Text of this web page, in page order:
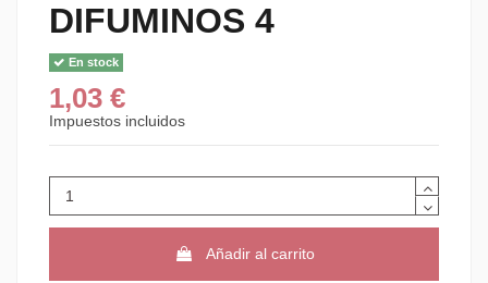
DIFUMINOS 4
En stock
1,03 €
Impuestos incluidos
Añadir al carrito